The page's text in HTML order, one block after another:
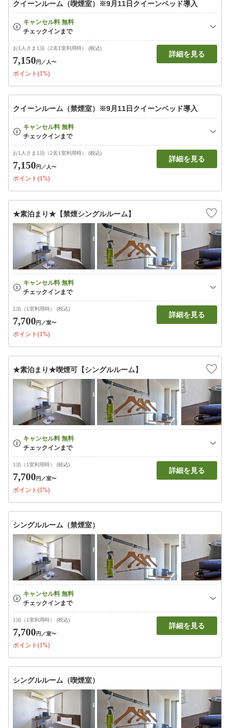
クイーンルーム（喫煙室）※9月11日クイーンベッド導入
お1人さま1泊（2名1室利用時） (税込)
7,150円 ／人〜
ポイント(1%)
詳細を見る
クイーンルーム（禁煙室）※9月11日クイーンベッド導入
お1人さま1泊（2名1室利用時） (税込)
7,150円 ／人〜
ポイント(1%)
詳細を見る
★素泊まり★【禁煙シングルルーム】
1泊（1室利用時） (税込)
7,700円 ／室〜
ポイント(1%)
詳細を見る
★素泊まり★喫煙可【シングルルーム】
1泊（1室利用時） (税込)
7,700円 ／室〜
ポイント(1%)
詳細を見る
シングルルーム（禁煙室）
1泊（1室利用時） (税込)
7,700円 ／室〜
ポイント(1%)
詳細を見る
シングルルーム（喫煙室）